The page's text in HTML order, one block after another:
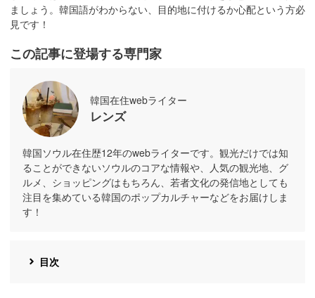
ましょう。韓国語がわからない、目的地に付けるか心配という方必
見です！
この記事に登場する専門家
韓国在住webライター
レンズ
韓国ソウル在住歴12年のwebライターです。観光だけでは知
ることができないソウルのコアな情報や、人気の観光地、グ
ルメ、ショッピングはもちろん、若者文化の発信地としても
注目を集めている韓国のポップカルチャーなどをお届けしま
す！
目次